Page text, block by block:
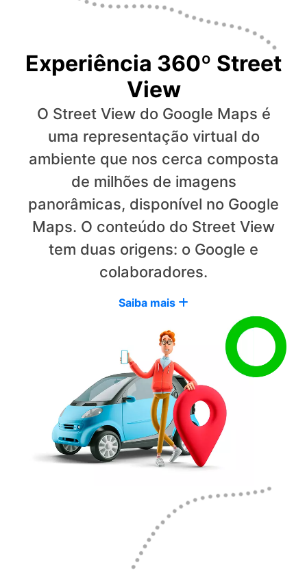
Experiência 360º Street
View
O Street View do Google Maps é
uma representação virtual do
ambiente que nos cerca composta
de milhões de imagens
panorâmicas, disponível no Google
Maps. O conteúdo do Street View
tem duas origens: o Google e
colaboradores.
Saiba mais